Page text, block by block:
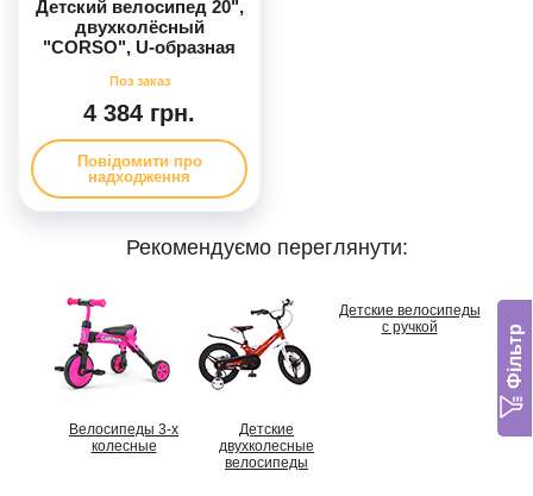
Фільтр
Детский велосипед 20",
двухколёсный
"CORSO", U-образная
стальные
противоударные диски,
сборка 75%
4 384 грн.
Повідомити про
надходження
Рекомендуємо переглянути:
Велосипеды 3-х
колесные
Детские
двухколесные
велосипеды
Детские велосипеды
с ручкой